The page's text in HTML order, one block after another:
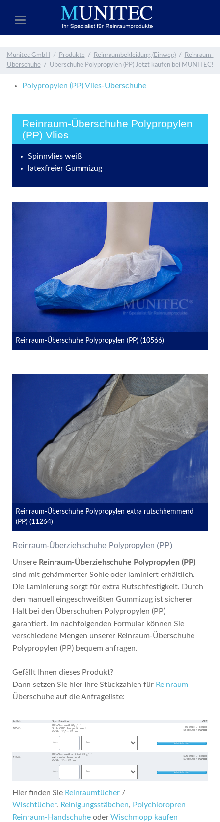
Munitec GmbH Produkte Reinraumbekleidung (Einweg)
Reinraum-
Überschuhe
Überschuhe Polypropylen (PP) Jetzt kaufen bei MUNITEC!
Polypropylen (PP) Vlies-Überschuhe
Reinraum-Überschuhe Polypropylen
(PP) Vlies
Spinnvlies weiß
latexfreier Gummizug
Reinraum-Überschuhe Polypropylen (PP) (10566)
Reinraum-Überschuhe Polypropylen extra rutschhemmend
(PP) (11264)
Reinraum-Überziehschuhe Polypropylen (PP)
Unsere Reinraum-Überziehschuhe Polypropylen (PP)
sind mit gehämmerter Sohle oder laminiert erhältlich.
Die Laminierung sorgt für extra Rutschfestigkeit. Durch
den manuell eingeschweißten Gummizug ist sicherer
Halt bei den Überschuhen Polypropylen (PP)
garantiert. Im nachfolgenden Formular können Sie
verschiedene Mengen unserer Reinraum-Überschuhe
Polypropylen (PP) bequem anfragen.
Gefällt Ihnen dieses Produkt?
Dann setzen Sie hier Ihre Stückzahlen für Reinraum-
Überschuhe auf die Anfrageliste:
Art.Nr. Spezifikation VPE
10566
PP-Vlies weiß 40g /m²
Sohle CPE blau gehämmert
Größe: 16,5 x 42 cm
50 Stück / Beutel
16 Beutel / Karton
Menge:
11264
PP-Vlies weiß laminiert 45 g/m²
extra rutschhemmend
Größe: 16 x 42 cm
100 Stück / Beutel
10 Beutel / Karton
Menge:
Hier finden Sie Reinraumtücher/
Wischtücher. Reinigungsstäbchen, Polychloropren
Reinraum-Handschuheoder Wischmopp kaufen